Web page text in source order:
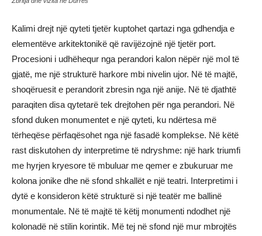
Kalimi drejt një qyteti tjetër kuptohet qartazi nga gdhendja e
elementëve arkitektonikë që ravijëzojnë një tjetër port.
Procesioni i udhëhequr nga perandori kalon nëpër një mol të
gjatë, me një strukturë harkore mbi nivelin ujor. Në të majtë,
shoqëruesit e perandorit zbresin nga një anije. Në të djathtë
paraqiten disa qytetarë tek drejtohen për nga perandori. Në
sfond duken monumentet e një qyteti, ku ndërtesa më
tërheqëse përfaqësohet nga një fasadë komplekse. Në këtë
rast diskutohen dy interpretime të ndryshme: një hark triumfi
me hyrjen kryesore të mbuluar me qemer e zbukuruar me
kolona jonike dhe në sfond shkallët e një teatri. Interpretimi i
dytë e konsideron këtë strukturë si një teatër me ballinë
monumentale. Në të majtë të këtij monumenti ndodhet një
kolonadë në stilin korintik. Më tej në sfond një mur mbrojtës